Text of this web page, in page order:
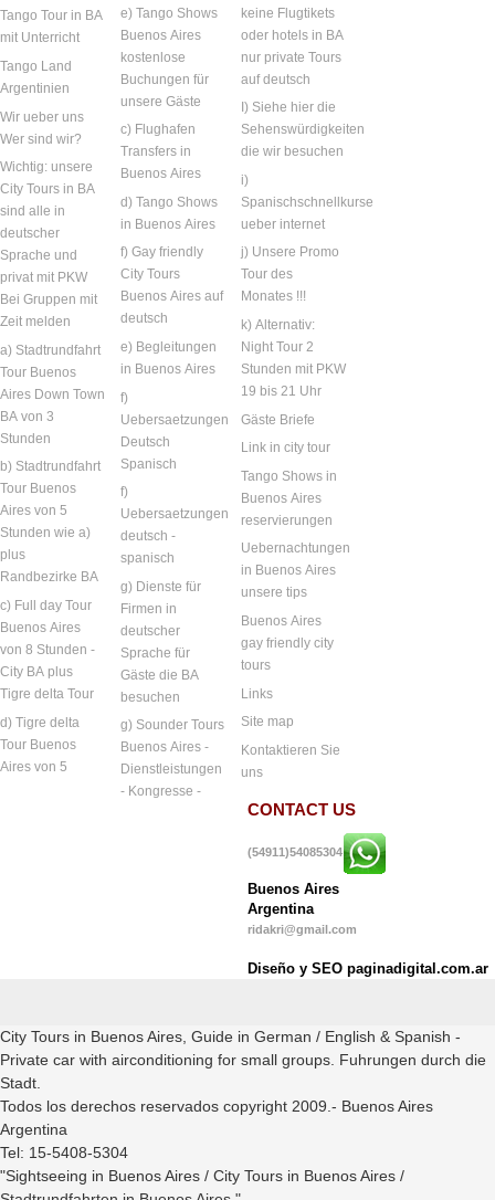
Tango Tour in BA
mit Unterricht
Tango Land
Argentinien
Wir ueber uns
Wer sind wir?
Wichtig: unsere
City Tours in BA
sind alle in
deutscher
Sprache und
privat mit PKW
Bei Gruppen mit
Zeit melden
a) Stadtrundfahrt
Tour Buenos
Aires Down Town
BA von 3
Stunden
b) Stadtrundfahrt
Tour Buenos
Aires von 5
Stunden wie a)
plus
Randbezirke BA
c) Full day Tour
Buenos Aires
von 8 Stunden -
City BA plus
Tigre delta Tour
d) Tigre delta
Tour Buenos
Aires von 5
e) Tango Shows
Buenos Aires
kostenlose
Buchungen für
unsere Gäste
c) Flughafen
Transfers in
Buenos Aires
d) Tango Shows
in Buenos Aires
f) Gay friendly
City Tours
Buenos Aires auf
deutsch
e) Begleitungen
in Buenos Aires
f)
Uebersaetzungen
Deutsch
Spanisch
f)
Uebersaetzungen
deutsch -
spanisch
g) Dienste für
Firmen in
deutscher
Sprache für
Gäste die BA
besuchen
g) Sounder Tours
Buenos Aires -
Dienstleistungen
- Kongresse -
keine Flugtikets
oder hotels in BA
nur private Tours
auf deutsch
I) Siehe hier die
Sehenswürdigkeiten
die wir besuchen
i)
Spanischschnellkurse
ueber internet
j) Unsere Promo
Tour des
Monates !!!
k) Alternativ:
Night Tour 2
Stunden mit PKW
19 bis 21 Uhr
Gäste Briefe
Link in city tour
Tango Shows in
Buenos Aires
reservierungen
Uebernachtungen
in Buenos Aires
unsere tips
Buenos Aires
gay friendly city
tours
Links
Site map
Kontaktieren Sie
uns
CONTACT US
(54911)54085304
Buenos Aires
Argentina
ridakri@gmail.com
Diseño y SEO paginadigital.com.ar
City Tours in Buenos Aires, Guide in German / English & Spanish -
Private car with airconditioning for small groups. Fuhrungen durch die
Stadt.
Todos los derechos reservados copyright 2009.- Buenos Aires
Argentina
Tel: 15-5408-5304
"Sightseeing in Buenos Aires / City Tours in Buenos Aires /